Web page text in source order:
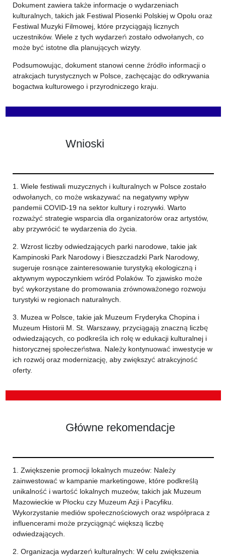
Dokument zawiera także informacje o wydarzeniach
kulturalnych, takich jak Festiwal Piosenki Polskiej w Opolu oraz
Festiwal Muzyki Filmowej, które przyciągają licznych
uczestników. Wiele z tych wydarzeń zostało odwołanych, co
może być istotne dla planujących wizyty.
Podsumowując, dokument stanowi cenne źródło informacji o
atrakcjach turystycznych w Polsce, zachęcając do odkrywania
bogactwa kulturowego i przyrodniczego kraju.
Wnioski
1. Wiele festiwali muzycznych i kulturalnych w Polsce zostało
odwołanych, co może wskazywać na negatywny wpływ
pandemii COVID-19 na sektor kultury i rozrywki. Warto
rozważyć strategie wsparcia dla organizatorów oraz artystów,
aby przywrócić te wydarzenia do życia.
2. Wzrost liczby odwiedzających parki narodowe, takie jak
Kampinoski Park Narodowy i Bieszczadzki Park Narodowy,
sugeruje rosnące zainteresowanie turystyką ekologiczną i
aktywnym wypoczynkiem wśród Polaków. To zjawisko może
być wykorzystane do promowania zrównoważonego rozwoju
turystyki w regionach naturalnych.
3. Muzea w Polsce, takie jak Muzeum Fryderyka Chopina i
Muzeum Historii M. St. Warszawy, przyciągają znaczną liczbę
odwiedzających, co podkreśla ich rolę w edukacji kulturalnej i
historycznej społeczeństwa. Należy kontynuować inwestycje w
ich rozwój oraz modernizację, aby zwiększyć atrakcyjność
oferty.
Główne rekomendacje
1. Zwiększenie promocji lokalnych muzeów: Należy
zainwestować w kampanie marketingowe, które podkreślą
unikalność i wartość lokalnych muzeów, takich jak Muzeum
Mazowieckie w Płocku czy Muzeum Azji i Pacyfiku.
Wykorzystanie mediów społecznościowych oraz współpraca z
influencerami może przyciągnąć większą liczbę
odwiedzających.
2. Organizacja wydarzeń kulturalnych: W celu zwiększenia